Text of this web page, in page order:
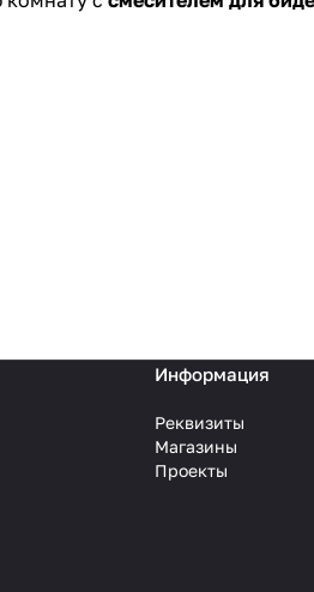
Информация
Реквизиты
Магазины
Проекты